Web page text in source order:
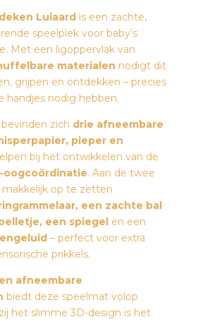
Luiaardis een zachte,
speelplek voor baby’s
Met een ligoppervlak van
materialen nodigt dit
grijpen en ontdekken – precies
handjes nodig hebben.
zich drie afneembare
pieper en
bij het ontwikkelen van de
. Aan de twee
makkelijk op te zetten
een zachte bal
een spiegelen een
– perfect voor extra
prikkels.
afneembare
biedt deze speelmat volop
het slimme 3D-design is het